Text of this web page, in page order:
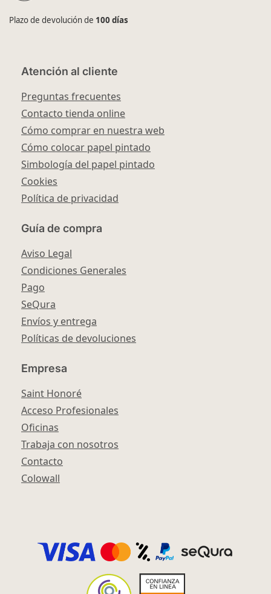
Plazo de devolución de 100 días
Atención al cliente
Preguntas frecuentes
Contacto tienda online
Cómo comprar en nuestra web
Cómo colocar papel pintado
Simbología del papel pintado
Cookies
Política de privacidad
Guía de compra
Aviso Legal
Condiciones Generales
Pago
SeQura
Envíos y entrega
Políticas de devoluciones
Empresa
Saint Honoré
Acceso Profesionales
Oficinas
Trabaja con nosotros
Contacto
Colowall